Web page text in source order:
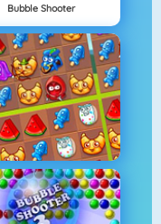
Bubble Shooter